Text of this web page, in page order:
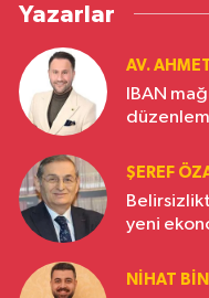
Yazarlar
AV.
IBAN
ŞEREF
yeni
NIHAT